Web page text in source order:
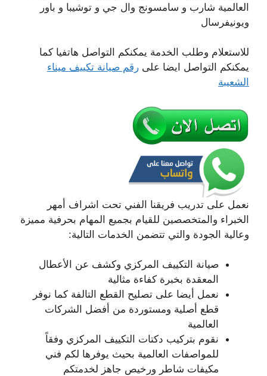
العالمية شارب و سامسونج وال جي و توشيبا و باور
ويونيفرسال
للاستعلام وطلب الخدمة يمكنكم التواصل هاتفيا كما
يمكنكم التواصل ايضا على رقم صيانة تكييف ميناء
الشعيبة
نعمل على تدريب فريقنا الفني تحت اشراف أمهر
الخبراء والمتخصصين للقيام بجميع المهام بحرفية مميزة
وعالية الجودة والتي تتضمن الخدمات التالية:
صيانة التكييف المركزي وكشف عن الأعطال
المعقدة بخبرة كفاءة مثالية
نعمل أيضا على تصليح القطع التالفة كما نوفر
قطع أصلية ومستوردة من أفضل الشركات
العالمية
نقوم بتركيب دكتات التكييف المركزي وفقاً
للمواصفات العالمية بحيث يوفرها لكم فني
مكيفات شاطر ورخيص جاهز لخدمتكم